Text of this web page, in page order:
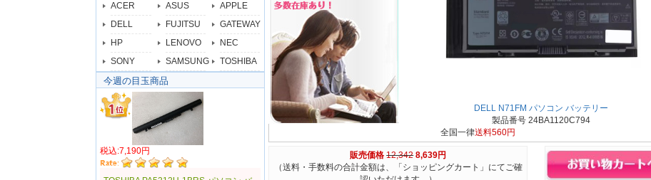
ACER ASUS
APPLE
DELL
FUJITSU
GATEWAY
HP
LENOVO
NEC
SONY
SAMSUNG TOSHIBA
今週の目玉商品
税込:7,190円
DELL N71FM パソコン バッテリー
製品番号 24BA1120C794
全国一律送料560円
販売価格 12,342 8,639円
（送料・手数料の合計金額は、「ショッピングカート」にてご確